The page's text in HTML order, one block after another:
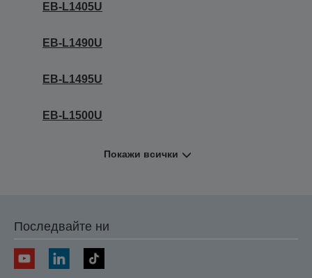
EB-L1405U
EB-L1490U
EB-L1495U
EB-L1500U
Покажи всички
Последвайте ни